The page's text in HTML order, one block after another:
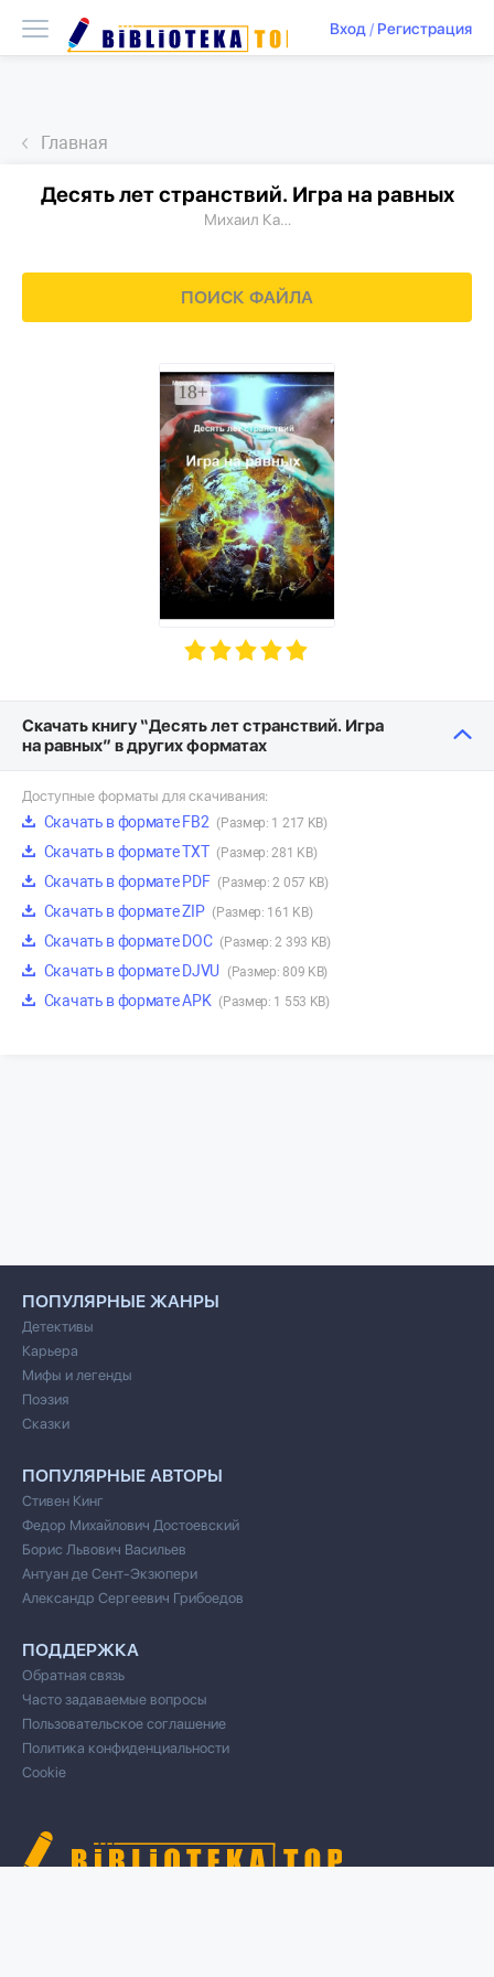
Вход/ Регистрация
Главная
Десять лет странствий. Игра на равных
Михаил Ка…
ПОИСК ФАЙЛА
Скачать книгу “Десять лет странствий. Игра
на равных” в других форматах
Доступные форматы для скачивания:
Скачать в формате FB2 (Размер: 1 217 KB)
Скачать в формате TXT (Размер: 281 KB)
Скачать в формате PDF (Размер: 2 057 KB)
Скачать в формате ZIP (Размер: 161 KB)
Скачать в формате DOC (Размер: 2 393 KB)
Скачать в формате DJVU (Размер: 809 KB)
Скачать в формате APK (Размер: 1 553 KB)
ПОПУЛЯРНЫЕ ЖАНРЫ
Детективы
Карьера
Мифы и легенды
Поэзия
Сказки
ПОПУЛЯРНЫЕ АВТОРЫ
Стивен Кинг
Федор Михайлович Достоевский
Борис Львович Васильев
Антуан де Сент-Экзюпери
Александр Сергеевич Грибоедов
ПОДДЕРЖКА
Обратная связь
Часто задаваемые вопросы
Пользовательское соглашение
Политика конфиденциальности
Cookie